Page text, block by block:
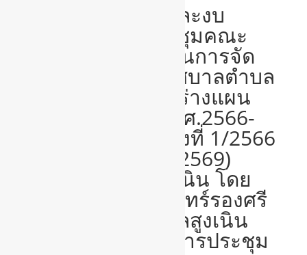
กองยุทธศาสตร์และงบ
ประมาณ จัดประชุมคณะ
กรรมการสนับสนุนการจัด
ทำแผนพัฒนาเทศบาลตำบล
สูงเนิน เพื่อจัดทำร่างแผน
พัฒนาท้องถิ่น (พ.ศ.2566-
2570) ทบทวนครั้งที่ 1/2566
(เพิ่มเติมครั้งที่ 1/2569)
เทศบาลตำบลสูงเนิน โดย
นางสาวนริศา จันทร์รองศรี
ปลัดเทศบาลตำบลสูงเนิน
เป็นประธานเปิดการประชุม